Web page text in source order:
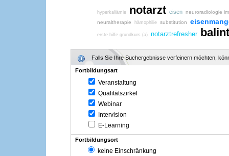
hyperkaliämie notarzt eisen neuroradiologie
neuraltherapie
hämophilie substitution
erste hilfe grundkurs (a) notarztrefresher balint
Falls Sie Ihre Suchergebnisse verfeinern möchten,
Fortbildungsart
Veranstaltung
Qualitätszirkel
Webinar
Intervision
E-Learning
Fortbildungsort
keine Einschränkung